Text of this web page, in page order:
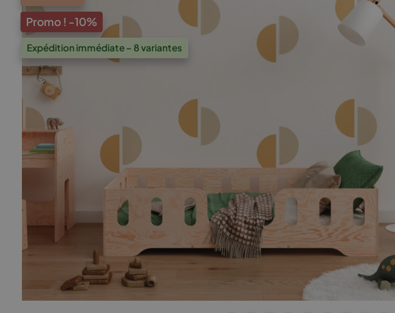
Promo ! -10%
Expédition immédiate – 8 variantes